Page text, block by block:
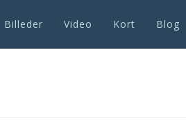
Billeder Video Kort Blog